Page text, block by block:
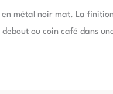
métal noir mat. La
ou coin café dans